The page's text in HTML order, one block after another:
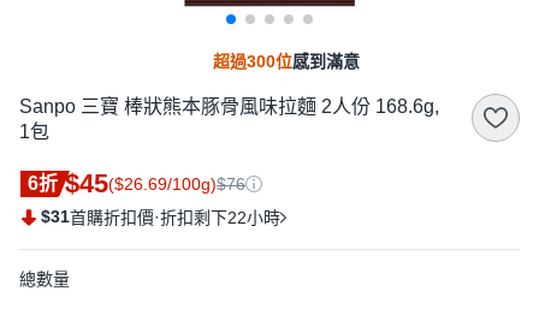
超過300位感到滿意
Sanpo 三寶 棒狀熊本豚骨風味拉麵 2人份 168.6g,
1包
6折 $45($26.69/100g)$76
$31首購折扣價·折扣剩下22小時
總數量